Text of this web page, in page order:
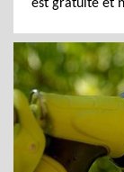
est gratuite et